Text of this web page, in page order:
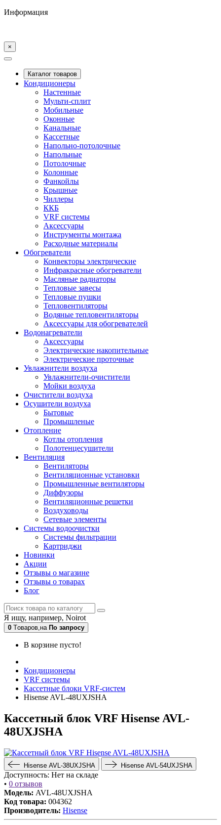
Информация
×
Каталог товаров
Кондиционеры
Настенные
Мульти-сплит
Мобильные
Оконные
Канальные
Кассетные
Напольно-потолочные
Напольные
Потолочные
Колонные
Фанкойлы
Крышные
Чиллеры
ККБ
VRF системы
Аксессуары
Инструменты монтажа
Расходные материалы
Обогреватели
Конвекторы электрические
Инфракрасные обогреватели
Масляные радиаторы
Тепловые завесы
Тепловые пушки
Тепловентиляторы
Водяные тепловентиляторы
Аксессуары для обогревателей
Водонагреватели
Аксессуары
Электрические накопительные
Электрические проточные
Увлажнители воздуха
Увлажнители-очистители
Мойки воздуха
Очистители воздуха
Осушители воздуха
Бытовые
Промышленые
Отопление
Котлы отопления
Полотенцесушители
Вентиляция
Вентиляторы
Вентиляционные установки
Промышленные вентиляторы
Диффузоры
Вентиляционные решетки
Воздуховоды
Сетевые элементы
Системы водоочистки
Системы фильтрации
Картриджи
Новинки
Акции
Отзывы о магазине
Отзывы о товарах
Блог
Я ищу, например, Noirot
0 Tоваров,на По запросу
В корзине пусто!
Кондиционеры
VRF системы
Кассетные блоки VRF-систем
Hisense AVL-48UXJSHA
Кассетный блок VRF Hisense AVL-
48UXJSHA
Hisense AVL-38UXJSHA Hisense AVL-54UXJSHA
Доступность: Нет на складе
• 0 отзывов
Модель: AVL-48UXJSHA
Код товара: 004362
Производитель: Hisense